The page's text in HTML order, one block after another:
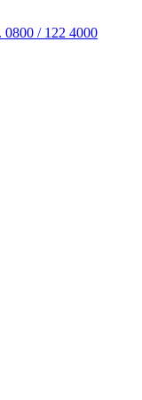
0800 / 122 4000